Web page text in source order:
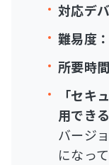
対応デ
難易度：
所要時
「セキ
用でき
バージ
になっ